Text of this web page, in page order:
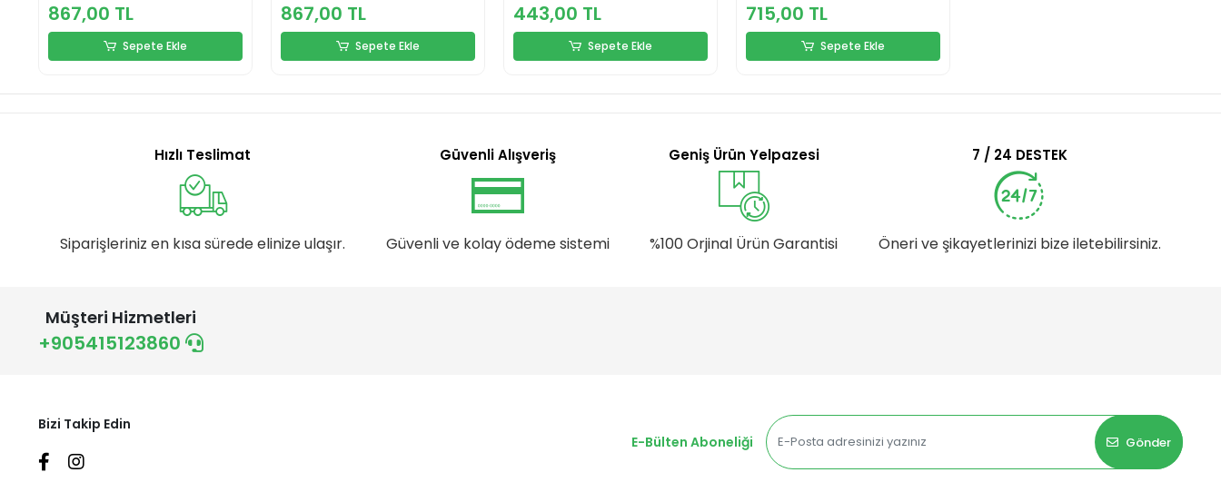
867,00 TL
Sepete Ekle
867,00 TL
Sepete Ekle
443,00 TL
Sepete Ekle
715,00 TL
Sepete Ekle
Hızlı Teslimat
Siparişleriniz en kısa sürede elinize ulaşır.
Güvenli Alışveriş
Güvenli ve kolay ödeme sistemi
Geniş Ürün Yelpazesi
%100 Orjinal Ürün Garantisi
7 / 24 DESTEK
Öneri ve şikayetlerinizi bize iletebilirsiniz.
Müşteri Hizmetleri
+905415123860
Bizi Takip Edin
E-Bülten Aboneliği
Gönder